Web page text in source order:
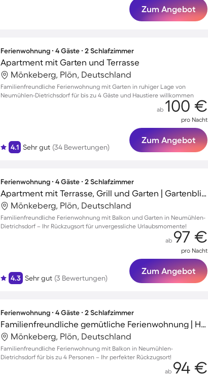
Zum Angebot
Ferienwohnung ∙ 4 Gäste ∙ 2 Schlafzimmer
Apartment mit Garten und Terrasse
Mönkeberg, Plön, Deutschland
Familienfreundliche Ferienwohnung mit Garten in ruhiger Lage von
Neumühlen-Dietrichsdorf für bis zu 4 Gäste und Haustiere willkommen
4.1 Sehr gut (34 Bewertungen)
ab 100 €
pro Nacht
Zum Angebot
Ferienwohnung ∙ 4 Gäste ∙ 2 Schlafzimmer
Apartment mit Terrasse, Grill und Garten | Gartenblick | Perfekt für die Arbeit von Zuhause
Mönkeberg, Plön, Deutschland
Familienfreundliche Ferienwohnung mit Balkon und Garten in Neumühlen-
Dietrichsdorf – Ihr Rückzugsort für unvergessliche Urlaubsmomente!
4.3 Sehr gut (3 Bewertungen)
ab 97 €
pro Nacht
Zum Angebot
Ferienwohnung ∙ 4 Gäste ∙ 2 Schlafzimmer
Familienfreundliche gemütliche Ferienwohnung | Haustiere erlaubt
Mönkeberg, Plön, Deutschland
Familienfreundliche Ferienwohnung mit Balkon in Neumühlen-
Dietrichsdorf für bis zu 4 Personen – Ihr perfekter Rückzugsort!
ab 94 €